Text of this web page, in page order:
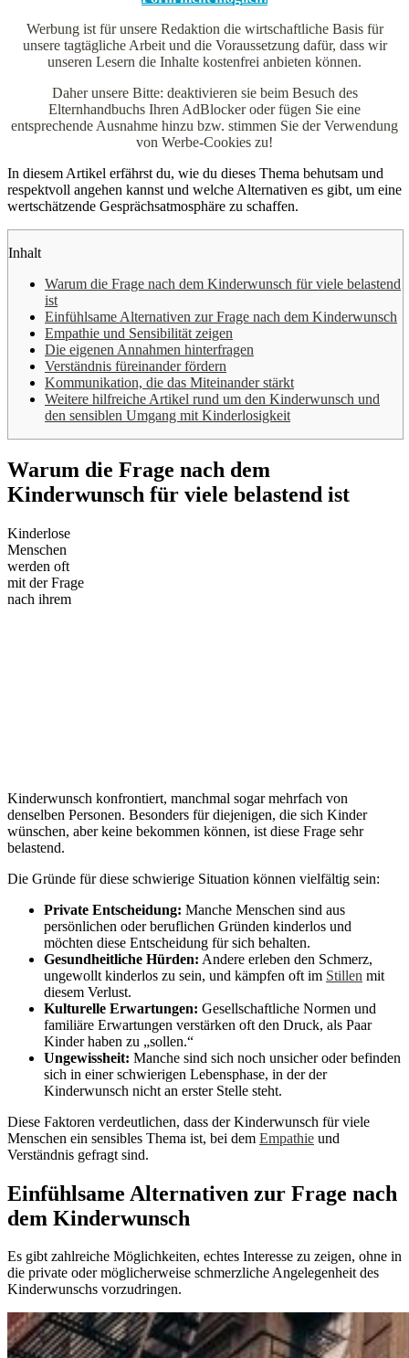
Werbung ist für unsere Redaktion die wirtschaftliche Basis für
unsere tagtägliche Arbeit und die Voraussetzung dafür, dass wir
unseren Lesern die Inhalte kostenfrei anbieten können.
Daher unsere Bitte: deaktivieren sie beim Besuch des
Elternhandbuchs Ihren AdBlocker oder fügen Sie eine
entsprechende Ausnahme hinzu bzw. stimmen Sie der Verwendung
von Werbe-Cookies zu!
In diesem Artikel erfährst du, wie du dieses Thema behutsam und
respektvoll angehen kannst und welche Alternativen es gibt, um eine
wertschätzende Gesprächsatmosphäre zu schaffen.
Inhalt
Warum die Frage nach dem Kinderwunsch für viele belastend
ist
Einfühlsame Alternativen zur Frage nach dem Kinderwunsch
Empathie und Sensibilität zeigen
Die eigenen Annahmen hinterfragen
Verständnis füreinander fördern
Kommunikation, die das Miteinander stärkt
Weitere hilfreiche Artikel rund um den Kinderwunsch und
den sensiblen Umgang mit Kinderlosigkeit
Warum die Frage nach dem
Kinderwunsch für viele belastend ist
Kinderlose
Menschen
werden oft
mit der Frage
nach ihrem
Kinderwunsch konfrontiert, manchmal sogar mehrfach von
denselben Personen. Besonders für diejenigen, die sich Kinder
wünschen, aber keine bekommen können, ist diese Frage sehr
belastend.
Die Gründe für diese schwierige Situation können vielfältig sein:
Private Entscheidung: Manche Menschen sind aus
persönlichen oder beruflichen Gründen kinderlos und
möchten diese Entscheidung für sich behalten.
Gesundheitliche Hürden: Andere erleben den Schmerz,
ungewollt kinderlos zu sein, und kämpfen oft im Stillen mit
diesem Verlust.
Kulturelle Erwartungen: Gesellschaftliche Normen und
familiäre Erwartungen verstärken oft den Druck, als Paar
Kinder haben zu „sollen.“
Ungewissheit: Manche sind sich noch unsicher oder befinden
sich in einer schwierigen Lebensphase, in der der
Kinderwunsch nicht an erster Stelle steht.
Diese Faktoren verdeutlichen, dass der Kinderwunsch für viele
Menschen ein sensibles Thema ist, bei dem Empathie und
Verständnis gefragt sind.
Einfühlsame Alternativen zur Frage nach
dem Kinderwunsch
Es gibt zahlreiche Möglichkeiten, echtes Interesse zu zeigen, ohne in
die private oder möglicherweise schmerzliche Angelegenheit des
Kinderwunschs vorzudringen.